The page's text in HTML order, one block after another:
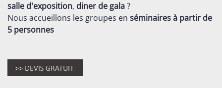
salle d'exposition, diner de gala?
Nous accueillons les groupes en séminairesà partir de
5 personnes